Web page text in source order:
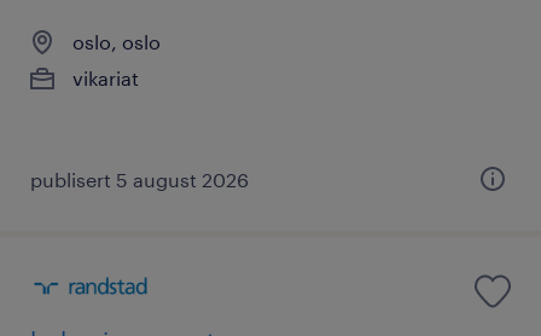
oslo, oslo
vikariat
publisert 5 august 2026